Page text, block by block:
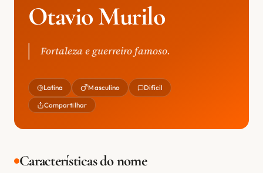
Otavio Murilo
Fortaleza e guerreiro famoso.
Latina Masculino Difícil
Compartilhar
Características do nome